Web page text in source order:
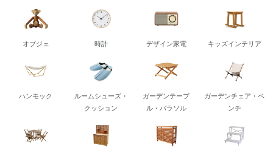
オブジェ 時計 デザイン家電 キッズインテリア
ハンモック
ルームシューズ・
クッション
ガーデンテーブ
ル・パラソル
ガーデンチェア・ベ
ンチ